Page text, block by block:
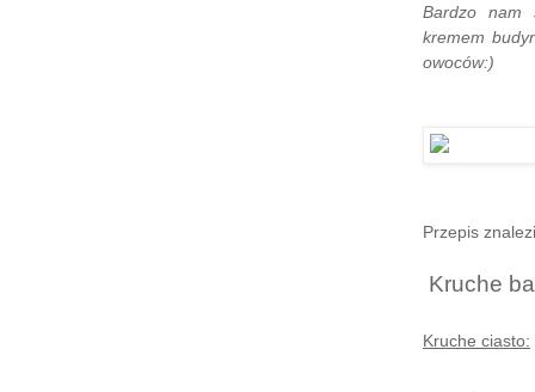
Bardzo nam
kremem
owoców:)
Przepis
Kruche
Kruche ciasto: